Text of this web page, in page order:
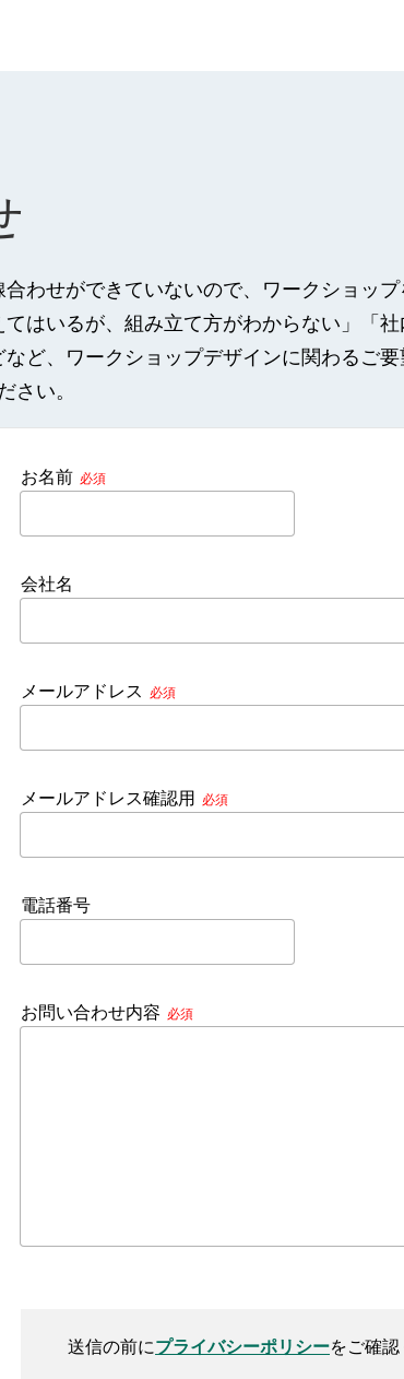
合わせができていないので、ワークショッ
はいるが、組み立て方がわからない」「
ど、ワークショップデザインに関わるご
さい。
お名前 必須
会社名
メールアドレス 必須
メールアドレス確認用 必須
電話番号
お問い合わせ内容 必須
送信の前にプライバシーポリシーをご確認